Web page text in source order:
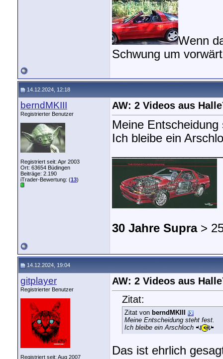
Wenn
Schwung um
14.12.2024, 12:18
berndMKIII
Registrierter Benutzer
Registriert seit: Apr 2003
Ort: 63654 Büdingen
Beiträge: 2.190
iTrader-Bewertung: (13)
AW: 2 Videos aus
Meine
Ich bleibe ein
30 Jahre Supra>
14.12.2024, 19:04
gitplayer
Registrierter Benutzer
Registriert seit: Aug 2007
AW: 2 Videos aus
Zitat:
Zitat von berndMKIII
Meine Entscheidung steht fest.
Ich bleibe ein Arschloch
Das ist ehrlich